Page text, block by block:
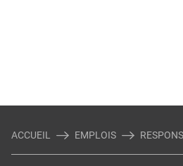
ACCUEIL EMPLOIS